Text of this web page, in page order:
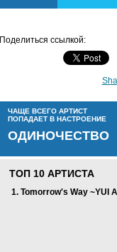
Поделиться ссылкой:
ЧАЩЕ ВСЕГО АРТИСТ
ПОПАДАЕТ В НАСТРОЕНИЕ
ОДИНОЧЕСТВО
ТОП 10 АРТИСТА
1. Tomorrow's Way ~YUI